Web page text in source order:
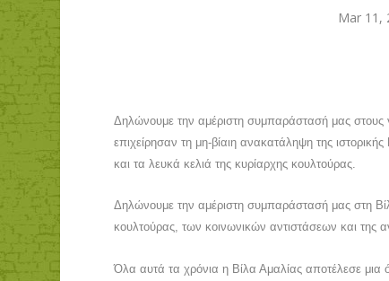
Mar 11,
Δηλώνουμε την αμέριστη συμπαράστασή μας στους
επιχείρησαν τη μη-βίαιη ανακατάληψη της
και τα λευκά κελιά της κυρίαρχης κουλτούρας.
Δηλώνουμε την αμέριστη συμπαράστασή μας στη
κουλτούρας, των κοινωνικών αντιστάσεων και της
Όλα αυτά τα χρόνια η Βίλα Αμαλίας αποτέλεσε μια